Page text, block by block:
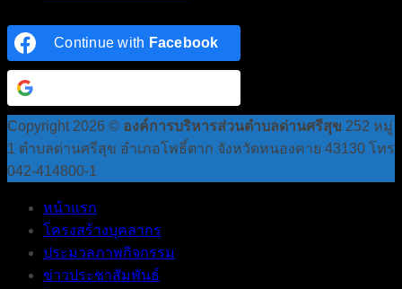
Continue with Facebook
Copyright 2026 © องค์การบริหารส่วนตำบลด่านศรีสุข 252 หมู่
1 ตำบลด่านศรีสุข อำเภอโพธิ์ตาก จังหวัดหนองคาย 43130 โทร
042-414800-1
หน้าแรก
โครงสร้างบุคลากร
ประมวลภาพกิจกรรม
ข่าวประชาสัมพันธ์